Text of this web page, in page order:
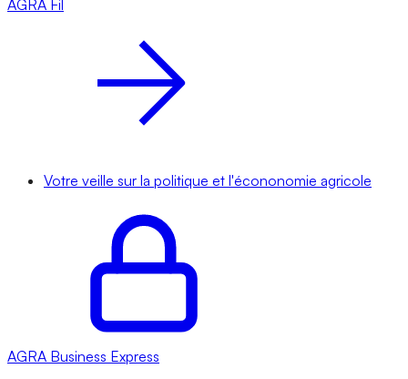
AGRA Fil
Votre veille sur la politique et l'écononomie agricole
AGRA Business Express